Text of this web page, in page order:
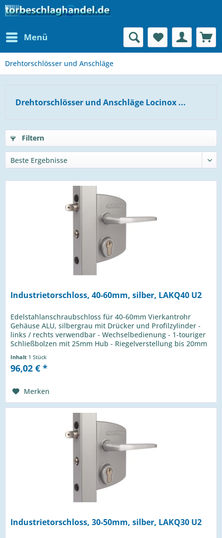
Menü
Drehtorschlösser und Anschläge
Drehtorschlösser und Anschläge Locinox ...
Filtern
Industrietorschloss, 40-60mm, silber, LAKQ40 U2
Edelstahlanschraubschloss für 40-60mm Vierkantrohr
Gehäuse ALU, silbergrau mit Drücker und Profilzylinder -
links / rechts verwendbar - Wechselbedienung - 1-touriger
Schließbolzen mit 25mm Hub - Riegelverstellung bis 20mm
Inhalt 1 Stück
96,02 € *
Merken
Industrietorschloss, 30-50mm, silber, LAKQ30 U2